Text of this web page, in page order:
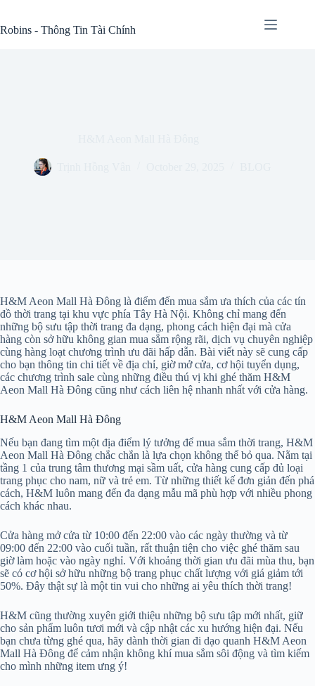
content
Robins - Thông Tin Tài Chính
H&M Aeon Mall Hà Đông là điểm đến mua sắm ưa thích của các tín
đồ thời trang tại khu vực phía Tây Hà Nội. Không chỉ mang đến
những bộ sưu tập thời trang đa dạng, phong cách hiện đại mà cửa
hàng còn sở hữu không gian mua sắm rộng rãi, dịch vụ chuyên nghiệp
cùng hàng loạt chương trình ưu đãi hấp dẫn. Bài viết này sẽ cung cấp
cho bạn thông tin chi tiết về địa chỉ, giờ mở cửa, cơ hội tuyển dụng,
các chương trình sale cùng những điều thú vị khi ghé thăm H&M
Aeon Mall Hà Đông cũng như cách liên hệ nhanh nhất với cửa hàng.
H&M Aeon Mall Hà Đông
Nếu bạn đang tìm một địa điểm lý tưởng để mua sắm thời trang, H&M
Aeon Mall Hà Đông chắc chắn là lựa chọn không thể bỏ qua. Nằm tại
tầng 1 của trung tâm thương mại sầm uất, cửa hàng cung cấp đủ loại
trang phục cho nam, nữ và trẻ em. Từ những thiết kế đơn giản đến phá
cách, H&M luôn mang đến đa dạng mẫu mã phù hợp với nhiều phong
cách khác nhau.
Cửa hàng mở cửa từ 10:00 đến 22:00 vào các ngày thường và từ
09:00 đến 22:00 vào cuối tuần, rất thuận tiện cho việc ghé thăm sau
giờ làm hoặc vào ngày nghỉ. Với khoảng thời gian ưu đãi mùa thu, bạn
sẽ có cơ hội sở hữu những bộ trang phục chất lượng với giá giảm tới
50%. Đây thật sự là một tin vui cho những ai yêu thích thời trang!
H&M cũng thường xuyên giới thiệu những bộ sưu tập mới nhất, giữ
cho sản phẩm luôn tươi mới và cập nhật các xu hướng hiện đại. Nếu
bạn chưa từng ghé qua, hãy dành thời gian đi dạo quanh H&M Aeon
Mall Hà Đông để cảm nhận không khí mua sắm sôi động và tìm kiếm
cho mình những item ưng ý!